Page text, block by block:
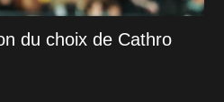
du choix de Cathro